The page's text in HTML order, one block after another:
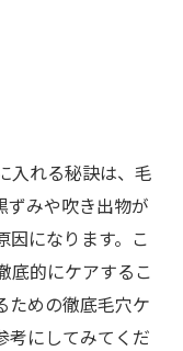
入れる秘訣は、毛
ずみや吹き出物が
因になります。こ
底的にケアするこ
ための徹底毛穴ケ
考にしてみてくだ